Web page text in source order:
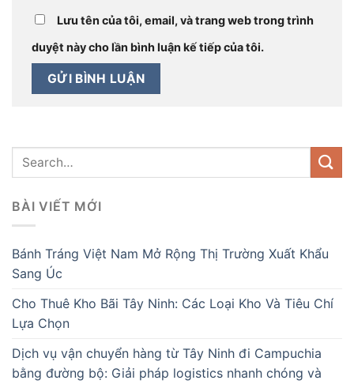
Lưu tên của tôi, email, và trang web trong trình
duyệt này cho lần bình luận kế tiếp của tôi.
BÀI VIẾT MỚI
Bánh Tráng Việt Nam Mở Rộng Thị Trường Xuất Khẩu
Sang Úc
Cho Thuê Kho Bãi Tây Ninh: Các Loại Kho Và Tiêu Chí
Lựa Chọn
Dịch vụ vận chuyển hàng từ Tây Ninh đi Campuchia
bằng đường bộ: Giải pháp logistics nhanh chóng và